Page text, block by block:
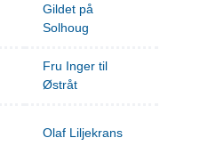
Gildet på
Solhoug
Fru Inger til
Østråt
Olaf Liljekrans